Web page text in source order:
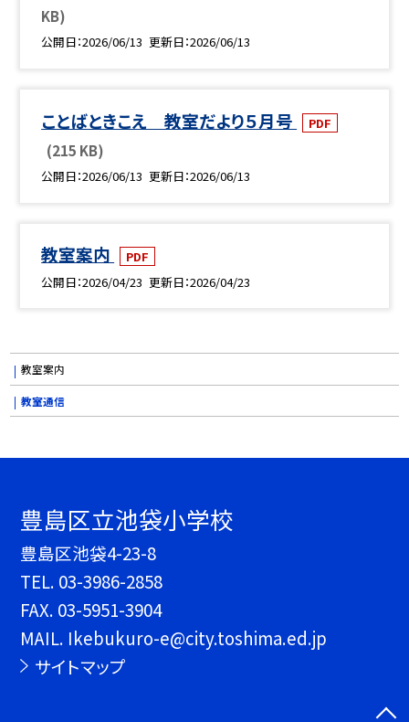
KB)
公開日 2026/06/13 更新日 2026/06/13
ことばときこえ 教室だより５月号 PDF
(215 KB)
公開日 2026/06/13 更新日 2026/06/13
教室案内
PDF
公開日 2026/04/23 更新日 2026/04/23
教室案内
教室通信
豊島区立池袋小学校
豊島区池袋4-23-8
TEL. 03-3986-2858
FAX. 03-5951-3904
MAIL. Ikebukuro-e@city.toshima.ed.jp
サイトマップ